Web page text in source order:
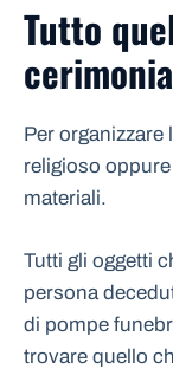
Tutto
cerimonia
Per organizzare
religioso
materiali.
Tutti gli oggetti
persona
di pompe
trovare quello